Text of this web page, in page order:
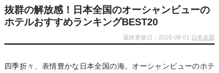
抜群の解放感！日本全国のオーシャンビューの
ホテルおすすめランキングBEST20
最終更新日：2026-08-01 日本全国
四季折々、表情豊かな日本全国の海。オーシャンビューのホテ